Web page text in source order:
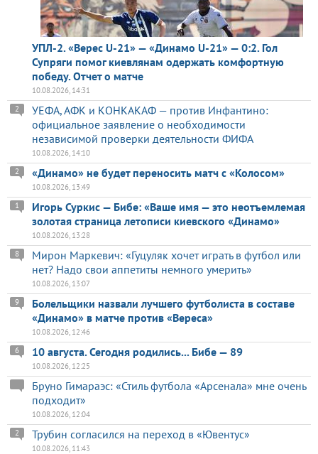
УПЛ-2. «Верес U-21» — «Динамо U-21» — 0:2. Гол
Супряги помог киевлянам одержать комфортную
победу. Отчет о матче
10.08.2026, 14:31
УЕФА, АФК и КОНКАКАФ — против Инфантино:
официальное заявление о необходимости
независимой проверки деятельности ФИФА
2
10.08.2026, 14:10
«Динамо» не будет переносить матч с «Колосом»
2
10.08.2026, 13:49
Игорь Суркис — Бибе: «Ваше имя — это неотъемлемая
золотая страница летописи киевского «Динамо»
1
10.08.2026, 13:28
Мирон Маркевич: «Гуцуляк хочет играть в футбол или
нет? Надо свои аппетиты немного умерить»
8
10.08.2026, 13:07
Болельщики назвали лучшего футболиста в составе
«Динамо» в матче против «Вереса»
9
10.08.2026, 12:46
10 августа. Сегодня родились... Бибе — 89
6
10.08.2026, 12:25
Бруно Гимараэс: «Стиль футбола «Арсенала» мне очень
подходит»
10.08.2026, 12:04
Трубин согласился на переход в «Ювентус»
2
10.08.2026, 11:43